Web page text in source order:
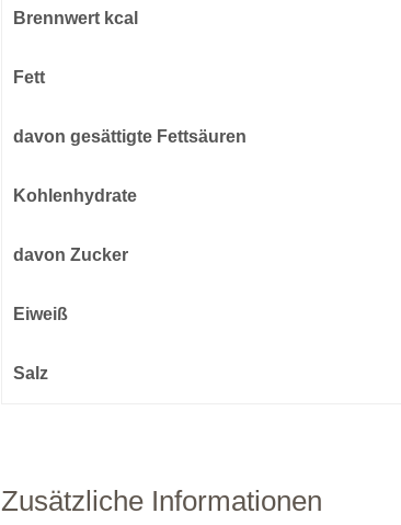
Brennwert kcal
Fett
davon gesättigte Fettsäuren
Kohlenhydrate
davon Zucker
Eiweiß
Salz
Zusätzliche Informationen